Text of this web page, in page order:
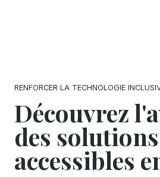
RENFORCER LA TECHNOLOGIE
Découvrez
des solutions
accessibles